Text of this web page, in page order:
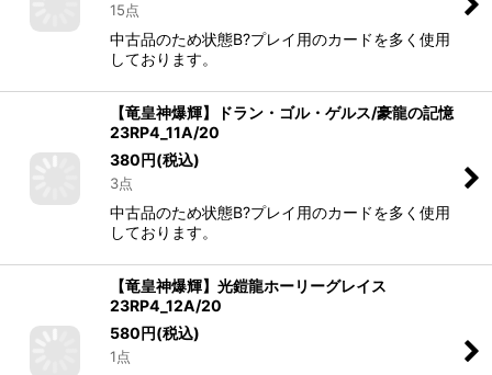
15点
中古品のため状態B?プレイ用のカードを多く使用
しております。
【竜皇神爆輝】ドラン・ゴル・ゲルス/豪龍の記憶
23RP4_11A/20
380円(税込)
3点
中古品のため状態B?プレイ用のカードを多く使用
しております。
【竜皇神爆輝】光鎧龍ホーリーグレイス
23RP4_12A/20
580円(税込)
1点